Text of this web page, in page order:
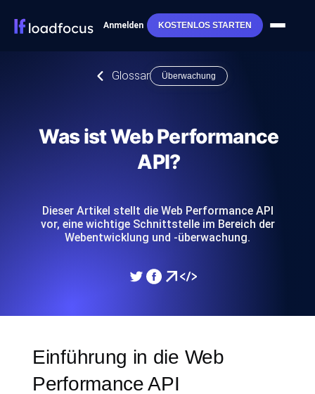
Anmelden KOSTENLOS STARTEN
Glossar Überwachung
Was ist Web Performance
API?
Dieser Artikel stellt die Web Performance API
vor, eine wichtige Schnittstelle im Bereich der
Webentwicklung und -überwachung.
Einführung in die Web
Performance API